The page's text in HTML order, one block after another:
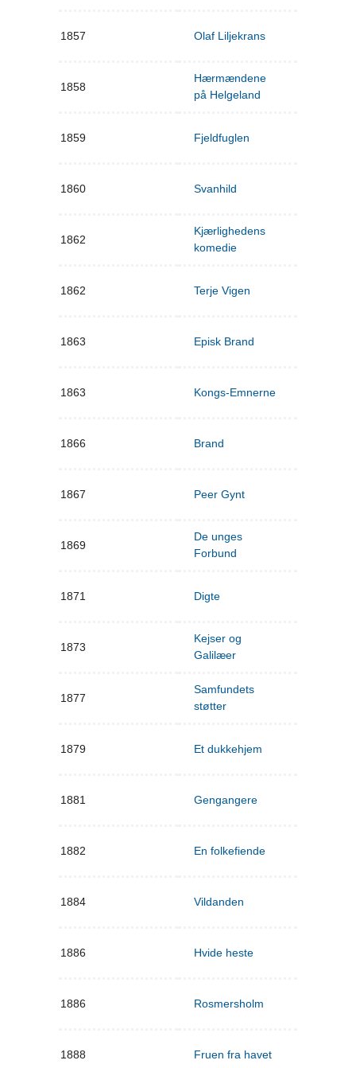
1857 Olaf Liljekrans
1858
Hærmændene
på Helgeland
1859 Fjeldfuglen
1860 Svanhild
1862
Kjærlighedens
komedie
1862 Terje Vigen
1863 Episk Brand
1863 Kongs-Emnerne
1866 Brand
1867 Peer Gynt
1869
De unges
Forbund
1871 Digte
1873
Kejser og
Galilæer
1877
Samfundets
støtter
1879 Et dukkehjem
1881 Gengangere
1882 En folkefiende
1884 Vildanden
1886 Hvide heste
1886 Rosmersholm
1888 Fruen fra havet